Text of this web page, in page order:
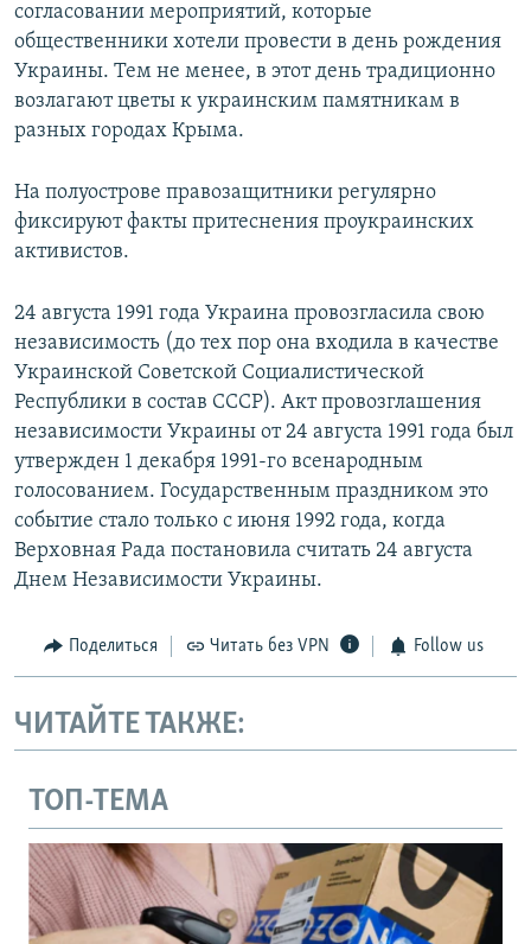
согласовании мероприятий, которые
общественники хотели провести в день рождения
Украины. Тем не менее, в этот день традиционно
возлагают цветы к украинским памятникам в
разных городах Крыма.
На полуострове правозащитники регулярно
фиксируют факты притеснения проукраинских
активистов.
24 августа 1991 года Украина провозгласила свою
независимость (до тех пор она входила в качестве
Украинской Советской Социалистической
Республики в состав СССР). Акт провозглашения
независимости Украины от 24 августа 1991 года был
утвержден 1 декабря 1991-го всенародным
голосованием. Государственным праздником это
событие стало только с июня 1992 года, когда
Верховная Рада постановила считать 24 августа
Днем Независимости Украины.
Поделиться Читать без VPN Follow us
ЧИТАЙТЕ ТАКЖЕ:
ТОП-ТЕМА